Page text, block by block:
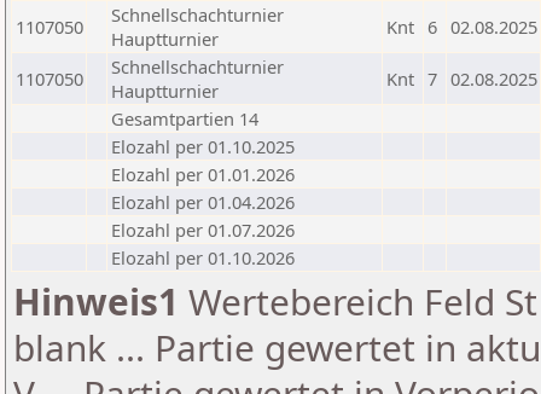
1107050
Schnellschachturnier
Hauptturnier
Knt 6 02.08.2025
1107050
Schnellschachturnier
Hauptturnier
Knt 7 02.08.2025
Gesamtpartien 14
Elozahl per 01.10.2025
Elozahl per 01.01.2026
Elozahl per 01.04.2026
Elozahl per 01.07.2026
Elozahl per 01.10.2026
Hinweis1 Wertebereich Feld
blank ... Partie gewertet in